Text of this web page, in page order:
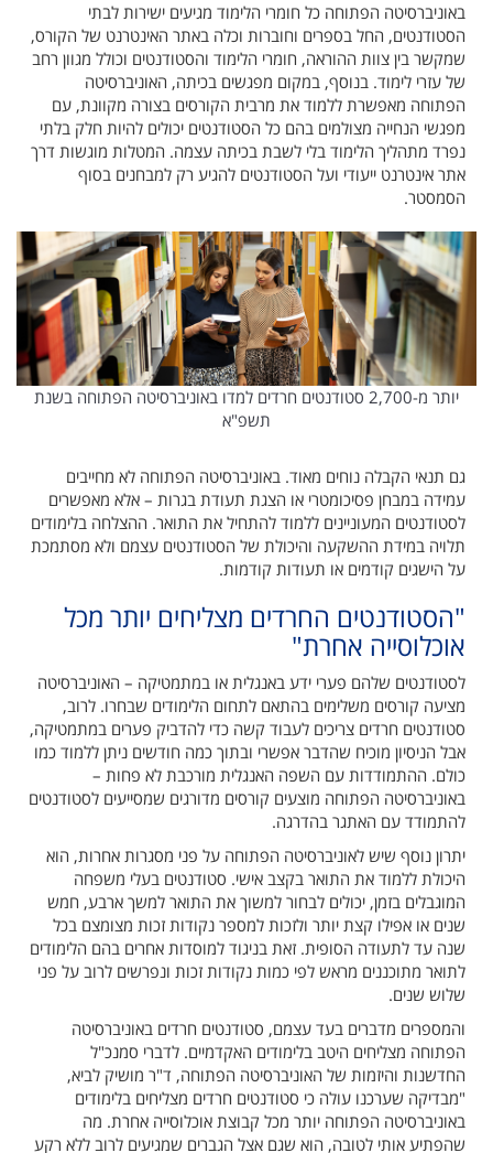
באוניברסיטה הפתוחה כל חומרי הלימוד מגיעים ישירות לבתי
הסטודנטים, החל בספרים וחוברות וכלה באתר האינטרנט של הקורס,
שמקשר בין צוות ההוראה, חומרי הלימוד והסטודנטים וכולל מגוון רחב
של עזרי לימוד. בנוסף, במקום מפגשים בכיתה, האוניברסיטה
הפתוחה מאפשרת ללמוד את מרבית הקורסים בצורה מקוונת, עם
מפגשי הנחייה מצולמים בהם כל הסטודנטים יכולים להיות חלק בלתי
נפרד מתהליך הלימוד בלי לשבת בכיתה עצמה. המטלות מוגשות דרך
אתר אינטרנט ייעודי ועל הסטודנטים להגיע רק למבחנים בסוף
הסמסטר.
יותר מ-2,700 סטודנטים חרדים למדו באוניברסיטה הפתוחה בשנת
תשפ"א
גם תנאי הקבלה נוחים מאוד. באוניברסיטה הפתוחה לא מחייבים
עמידה במבחן פסיכומטרי או הצגת תעודת בגרות – אלא מאפשרים
לסטודנטים המעוניינים ללמוד להתחיל את התואר. ההצלחה בלימודים
תלויה במידת ההשקעה והיכולת של הסטודנטים עצמם ולא מסתמכת
על הישגים קודמים או תעודות קודמות.
"הסטודנטים החרדים מצליחים יותר מכל
אוכלוסייה אחרת"
לסטודנטים שלהם פערי ידע באנגלית או במתמטיקה – האוניברסיטה
מציעה קורסים משלימים בהתאם לתחום הלימודים שבחרו. לרוב,
סטודנטים חרדים צריכים לעבוד קשה כדי להדביק פערים במתמטיקה,
אבל הניסיון מוכיח שהדבר אפשרי ובתוך כמה חודשים ניתן ללמוד כמו
כולם. ההתמודדות עם השפה האנגלית מורכבת לא פחות –
באוניברסיטה הפתוחה מוצעים קורסים מדורגים שמסייעים לסטודנטים
להתמודד עם האתגר בהדרגה.
יתרון נוסף שיש לאוניברסיטה הפתוחה על פני מסגרות אחרות, הוא
היכולת ללמוד את התואר בקצב אישי. סטודנטים בעלי משפחה
המוגבלים בזמן, יכולים לבחור למשוך את התואר למשך ארבע, חמש
שנים או אפילו קצת יותר ולזכות למספר נקודות זכות מצומצם בכל
שנה עד לתעודה הסופית. זאת בניגוד למוסדות אחרים בהם הלימודים
לתואר מתוכננים מראש לפי כמות נקודות זכות ונפרשים לרוב על פני
שלוש שנים.
והמספרים מדברים בעד עצמם, סטודנטים חרדים באוניברסיטה
הפתוחה מצליחים היטב בלימודים האקדמיים. לדברי סמנכ"ל
החדשנות והיזמות של האוניברסיטה הפתוחה, ד"ר מושיק לביא,
"מבדיקה שערכנו עולה כי סטודנטים חרדים מצליחים בלימודים
באוניברסיטה הפתוחה יותר מכל קבוצת אוכלוסייה אחרת. מה
שהפתיע אותי לטובה, הוא שגם אצל הגברים שמגיעים לרוב ללא רקע